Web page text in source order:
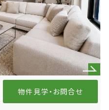
物件見学・お問合せ